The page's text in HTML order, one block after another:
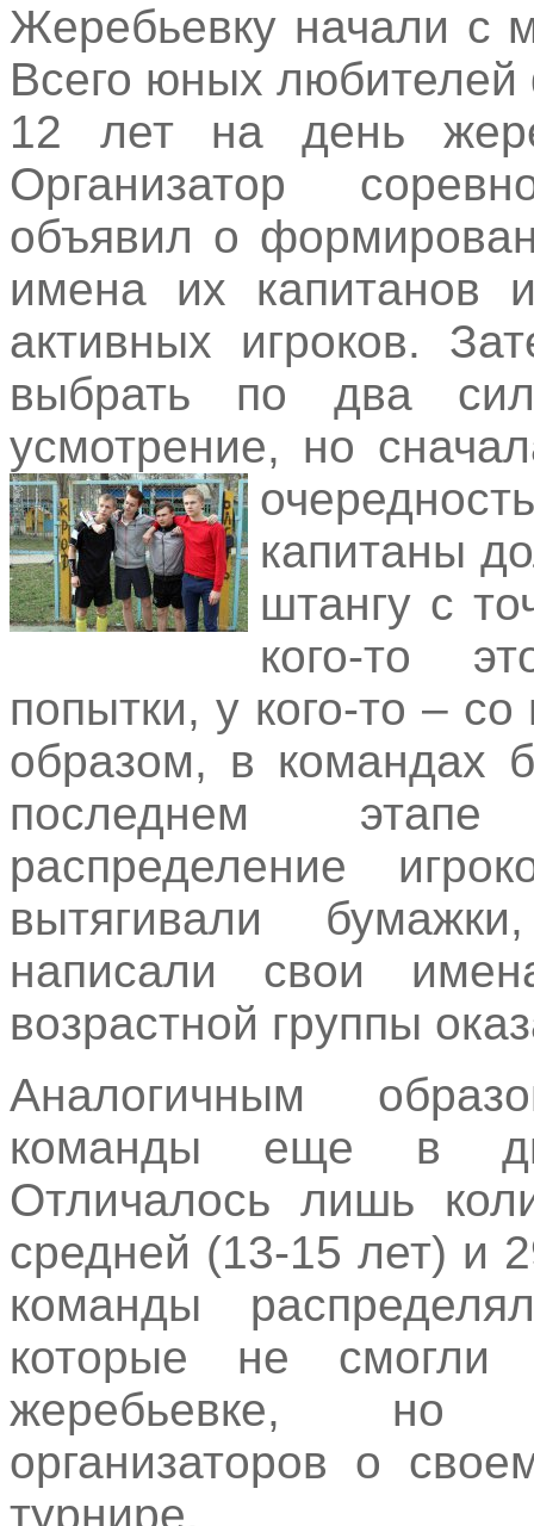
Жеребьевку начали с
Всего юных любителей
12 лет на день
Организатор
объявил о
имена их капитанов
активных игроков.
выбрать по два
усмотрение, но
капитаны
штангу с
кого-то
попытки, у кого-то –
образом, в командах
последнем этапе
распределение
вытягивали
написали свои
возрастной группы
Аналогичным
команды еще в
Отличалось лишь
средней (13-15 лет) и
команды
которые не смогли
жеребьевке, но
организаторов о
турнире.